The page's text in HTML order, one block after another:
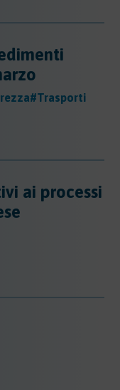
#Trasporti
ai processi